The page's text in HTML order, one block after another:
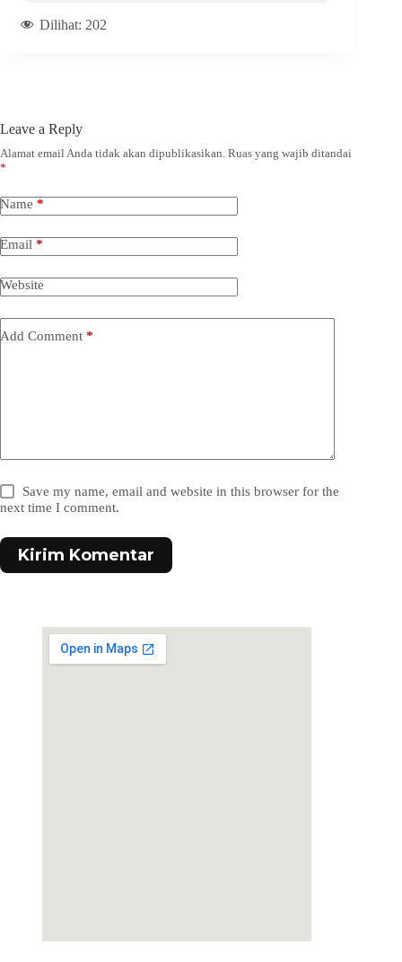
Dilihat: 202
Leave a Reply
Alamat email Anda tidak akan dipublikasikan. Ruas yang wajib ditandai
*
Name *
Email *
Website
Add Comment *
Save my name, email and website in this browser for the
next time I comment.
Kirim Komentar